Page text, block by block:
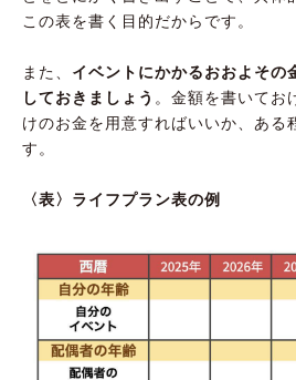
この表を書く目的だからです。
また、 イベントにかかるおおよその
しておきましょう 。金額を書いてお
けのお金を用意すればいいか、ある
す。
〈表〉ライフプラン表の例